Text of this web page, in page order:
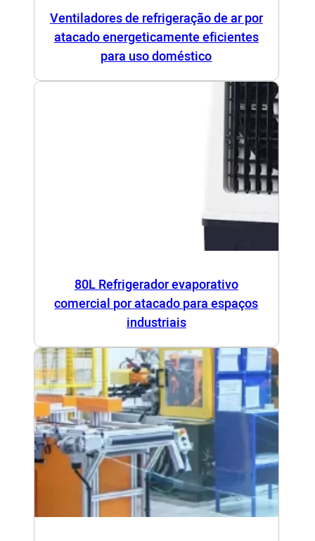
Ventiladores de refrigeração de ar por
atacado energeticamente eficientes
para uso doméstico
80L Refrigerador evaporativo
comercial por atacado para espaços
industriais